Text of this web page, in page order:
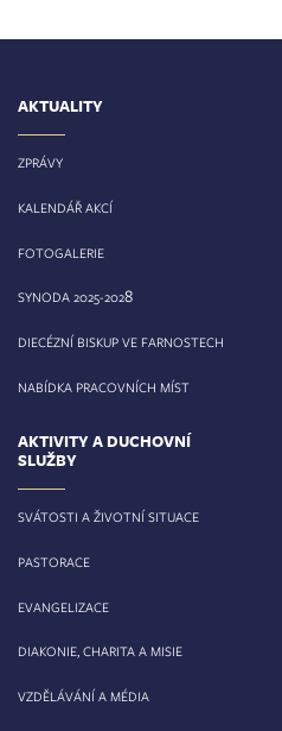
AKTUALITY
ZPRÁVY
KALENDÁŘ AKCÍ
FOTOGALERIE
SYNODA 2025-2028
DIECÉZNÍ BISKUP VE FARNOSTECH
NABÍDKA PRACOVNÍCH MÍST
AKTIVITY A DUCHOVNÍ
SLUŽBY
SVÁTOSTI A ŽIVOTNÍ SITUACE
PASTORACE
EVANGELIZACE
DIAKONIE, CHARITA A MISIE
VZDĚLÁVÁNÍ A MÉDIA